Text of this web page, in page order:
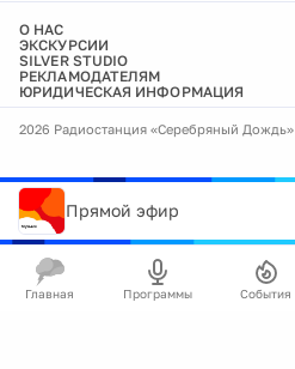
О НАС
ЭКСКУРСИИ
SILVER STUDIO
РЕКЛАМОДАТЕЛЯМ
ЮРИДИЧЕСКАЯ ИНФОРМАЦИЯ
2026 Радиостанция «Серебряный Дождь»
Прямой эфир
Главная Программы События